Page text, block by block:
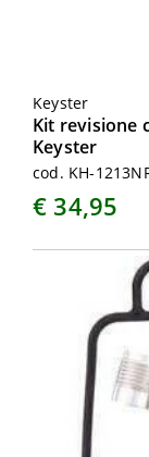
Keyster
Kit revisione
Keyster
cod. KH-
€ 34,95